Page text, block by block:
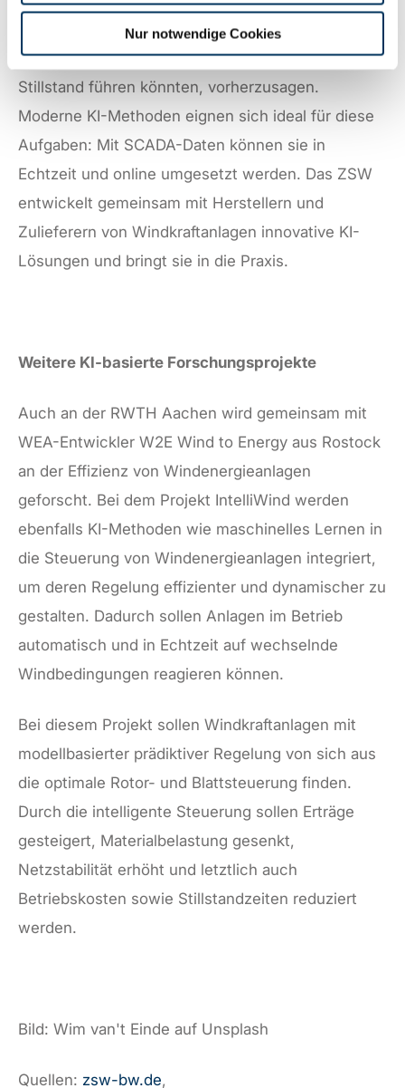
Nur notwendige Cookies
sollten möglichst früh erkannt werden, um die
Wahrscheinlichkeit kritischer Fehler, die zu einem
Stillstand führen könnten, vorherzusagen.
Moderne KI-Methoden eignen sich ideal für diese
Aufgaben: Mit SCADA-Daten können sie in
Echtzeit und online umgesetzt werden. Das ZSW
entwickelt gemeinsam mit Herstellern und
Zulieferern von Windkraftanlagen innovative KI-
Lösungen und bringt sie in die Praxis.
Weitere KI-basierte Forschungsprojekte
Auch an der RWTH Aachen wird gemeinsam mit
WEA-Entwickler W2E Wind to Energy aus Rostock
an der Effizienz von Windenergieanlagen
geforscht. Bei dem Projekt IntelliWind werden
ebenfalls KI-Methoden wie maschinelles Lernen in
die Steuerung von Windenergieanlagen integriert,
um deren Regelung effizienter und dynamischer zu
gestalten. Dadurch sollen Anlagen im Betrieb
automatisch und in Echtzeit auf wechselnde
Windbedingungen reagieren können.
Bei diesem Projekt sollen Windkraftanlagen mit
modellbasierter prädiktiver Regelung von sich aus
die optimale Rotor- und Blattsteuerung finden.
Durch die intelligente Steuerung sollen Erträge
gesteigert, Materialbelastung gesenkt,
Netzstabilität erhöht und letztlich auch
Betriebskosten sowie Stillstandzeiten reduziert
werden.
Bild: Wim van't Einde auf Unsplash
Quellen: zsw-bw.de,